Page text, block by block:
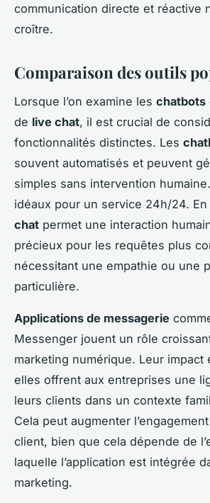
communication directe et réactive
croître.
Comparaison des outils
Lorsque l’on examine les chatbots
de live chat, il est crucial de
fonctionnalités distinctes. Les
souvent automatisés et peuvent
simples sans intervention
idéaux pour un service 24h/24.
chat permet une interaction
précieux pour les requêtes plus
nécessitant une empathie ou une
particulière.
Applications de messagerie
Messenger jouent un rôle
marketing numérique. Leur impact
elles offrent aux entreprises une
leurs clients dans un contexte
Cela peut augmenter
client, bien que cela dépende de
laquelle l’application est intégrée
marketing.